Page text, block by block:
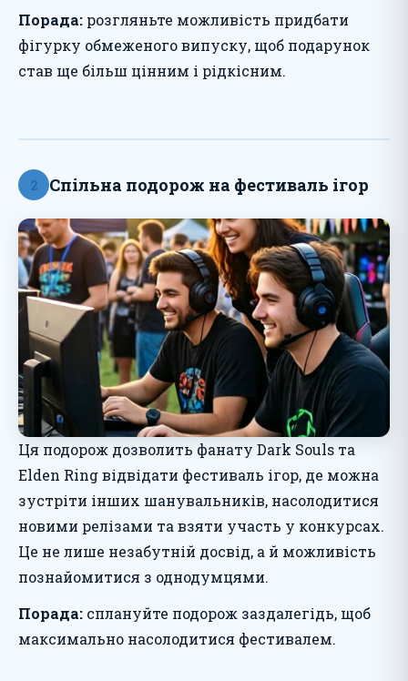
Порада: розгляньте можливість придбати
фігурку обмеженого випуску, щоб подарунок
став ще більш цінним і рідкісним.
2 Спільна подорож на фестиваль ігор
Ця подорож дозволить фанату Dark Souls та
Elden Ring відвідати фестиваль ігор, де можна
зустріти інших шанувальників, насолодитися
новими релізами та взяти участь у конкурсах.
Це не лише незабутній досвід, а й можливість
познайомитися з однодумцями.
Порада: сплануйте подорож заздалегідь, щоб
максимально насолодитися фестивалем.